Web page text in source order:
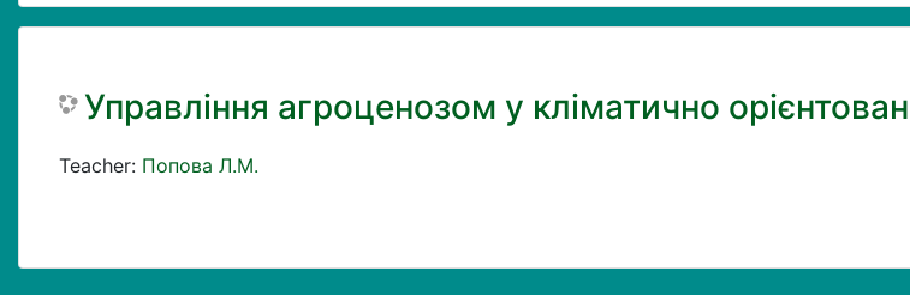
Управління агроценозом у кліматично
Teacher: Попова Л.М.